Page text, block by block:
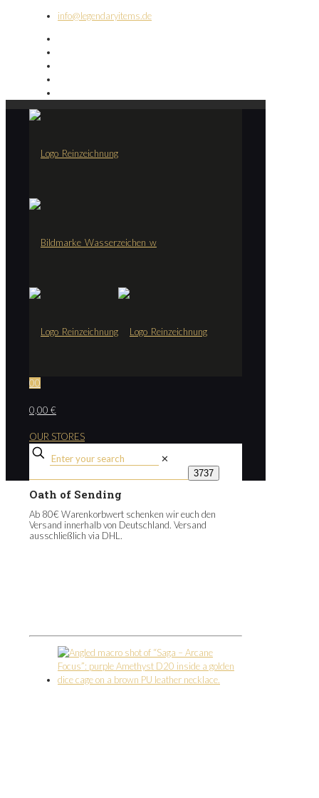
info@legendaryitems.de
00
0,00 €
OUR STORES
✕
Oath of Sending
Ab 80€ Warenkorbwert schenken wir euch den
Versand innerhalb von Deutschland. Versand
ausschließlich via DHL.